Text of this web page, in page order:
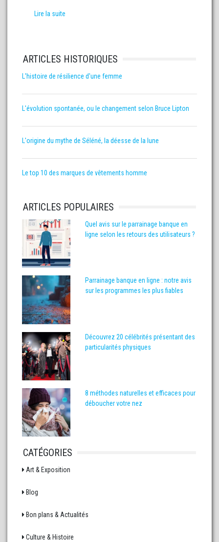
Lire la suite
ARTICLES HISTORIQUES
L'histoire de résilience d'une femme
L'évolution spontanée, ou le changement selon Bruce Lipton
L'origine du mythe de Séléné, la déesse de la lune
Le top 10 des marques de vêtements homme
ARTICLES POPULAIRES
Quel avis sur le parrainage banque en
ligne selon les retours des utilisateurs ?
Parrainage banque en ligne : notre avis
sur les programmes les plus fiables
Découvrez 20 célébrités présentant des
particularités physiques
8 méthodes naturelles et efficaces pour
déboucher votre nez
CATÉGORIES
Art & Exposition
Blog
Bon plans & Actualités
Culture & Histoire